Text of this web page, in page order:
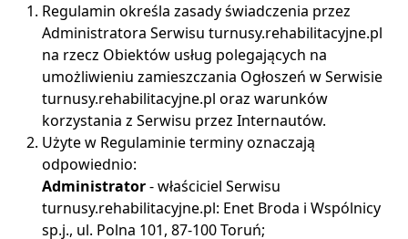
Regulamin określa zasady świadczenia przez
Administratora Serwisu turnusy.rehabilitacyjne.pl
na rzecz Obiektów usług polegających na
umożliwieniu zamieszczania Ogłoszeń w Serwisie
turnusy.rehabilitacyjne.pl oraz warunków
korzystania z Serwisu przez Internautów.
Użyte w Regulaminie terminy oznaczają
odpowiednio:
Administrator- właściciel Serwisu
turnusy.rehabilitacyjne.pl: Enet Broda i Wspólnicy
sp.j., ul. Polna 101, 87-100 Toruń;